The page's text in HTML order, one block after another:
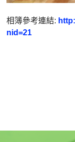
相簿參考連結:
nid=21